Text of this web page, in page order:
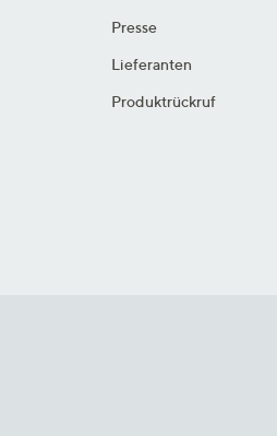
Presse
Lieferanten
Produktrückruf